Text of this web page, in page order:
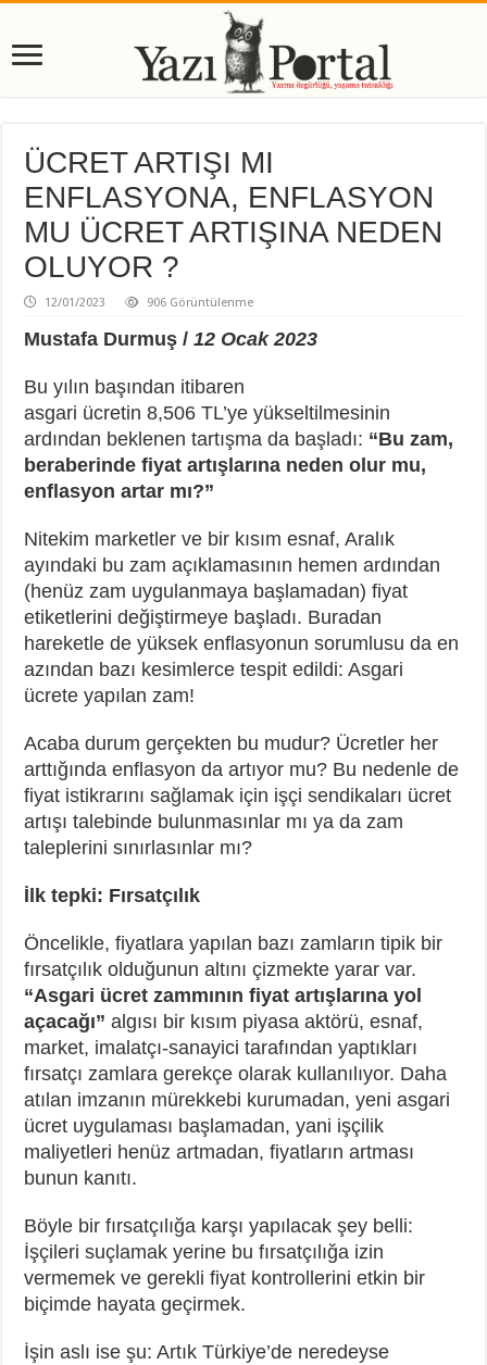
ÜCRET ARTIŞI MI
ENFLASYONA, ENFLASYON
MU ÜCRET ARTIŞINA NEDEN
OLUYOR ?
12/01/2023 906 Görüntülenme
Mustafa Durmuş /12 Ocak 2023
Bu yılın başından itibaren
asgari ücretin 8,506 TL’ye yükseltilmesinin
ardından beklenen tartışma da başladı: “Bu zam,
beraberinde fiyat artışlarına neden olur mu,
enflasyon artar mı?”
Nitekim marketler ve bir kısım esnaf, Aralık
ayındaki bu zam açıklamasının hemen ardından
(henüz zam uygulanmaya başlamadan) fiyat
etiketlerini değiştirmeye başladı. Buradan
hareketle de yüksek enflasyonun sorumlusu da en
azından bazı kesimlerce tespit edildi: Asgari
ücrete yapılan zam!
Acaba durum gerçekten bu mudur? Ücretler her
arttığında enflasyon da artıyor mu? Bu nedenle de
fiyat istikrarını sağlamak için işçi sendikaları ücret
artışı talebinde bulunmasınlar mı ya da zam
taleplerini sınırlasınlar mı?
İlk tepki: Fırsatçılık
Öncelikle, fiyatlara yapılan bazı zamların tipik bir
fırsatçılık olduğunun altını çizmekte yarar var.
“Asgari ücret zammının fiyat artışlarına yol
açacağı” algısı bir kısım piyasa aktörü, esnaf,
market, imalatçı-sanayici tarafından yaptıkları
fırsatçı zamlara gerekçe olarak kullanılıyor. Daha
atılan imzanın mürekkebi kurumadan, yeni asgari
ücret uygulaması başlamadan, yani işçilik
maliyetleri henüz artmadan, fiyatların artması
bunun kanıtı.
Böyle bir fırsatçılığa karşı yapılacak şey belli:
İşçileri suçlamak yerine bu fırsatçılığa izin
vermemek ve gerekli fiyat kontrollerini etkin bir
biçimde hayata geçirmek.
İşin aslı ise şu: Artık Türkiye’de neredeyse